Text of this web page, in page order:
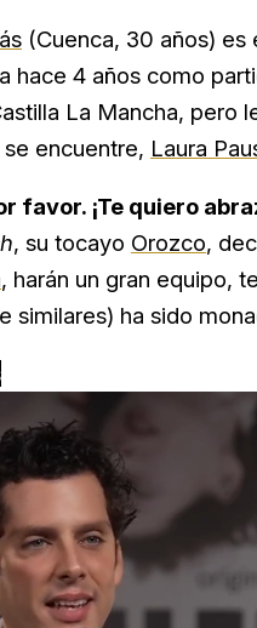
(Cuenca, 30 años)
hace 4 años como
La Mancha, pero
encuentre, Laura
favor. ¡Te quiero
, su tocayo Orozco,
, harán un gran equipo,
similares) ha sido